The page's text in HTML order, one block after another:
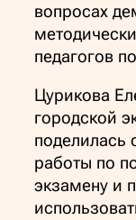
вопросах
педагогов
Цурикова
городской
поделилась
работы по
экзамену и